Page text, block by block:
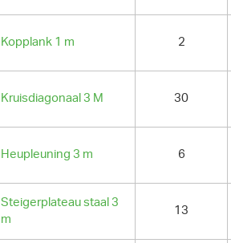
Kopplank 1 m 2
Kruisdiagonaal 3 M 30
Heupleuning 3 m 6
Steigerplateau staal 3
m
13